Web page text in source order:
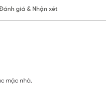
giá & Nhận xét
mặc nhà.